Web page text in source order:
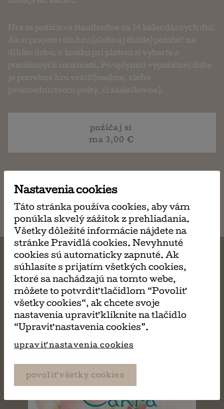
Hra sa požičiava štandardne na 14 kalendárnych dní.
Ak si prajete túto hru (alebo aj ďalšie) požičať na
dlhšiu dobu, v košíku pri platení si vyberte z
ponúkaných možností. Po uplynutí výpožičnej doby
je potrebné hru vrátiť (osobne, alebo
prostredníctvom pošty, či zásielkovne).
požičaj si
ma 3,00 €
napísať
MÔŽE SA VÁM TIEŽ
PÁČIŤ
Nastavenia cookies
Táto stránka používa cookies, aby vám
ponúkla skvelý zážitok z prehliadania.
Všetky dôležité informácie nájdete na
stránke Pravidlá cookies. Nevyhnuté
cookies sú automaticky zapnuté. Ak
súhlasíte s prijatím všetkých cookies,
ktoré sa nachádzajú na tomto webe,
môžete to potvrdiť tlačidlom “Povoliť
všetky cookies“, ak chcete svoje
nastavenia upraviť kliknite na tlačidlo
“Upraviť nastavenia cookies”.
upraviť nastavenia cookies
povoliť všetky cookies